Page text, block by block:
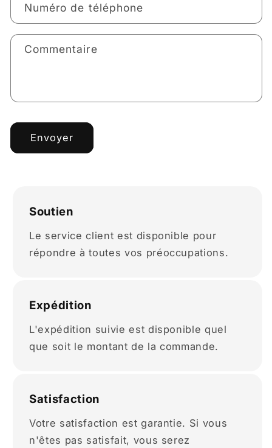
Numéro de téléphone
Commentaire
Envoyer
Soutien
Le service client est disponible pour
répondre à toutes vos préoccupations.
Expédition
L'expédition suivie est disponible quel
que soit le montant de la commande.
Satisfaction
Votre satisfaction est garantie. Si vous
n'êtes pas satisfait, vous serez